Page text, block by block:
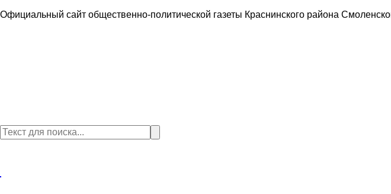
Официальный сайт общественно-политической газеты Краснинского района